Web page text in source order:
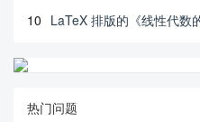
10 LaTeX 排版的《线性代数
热门问题